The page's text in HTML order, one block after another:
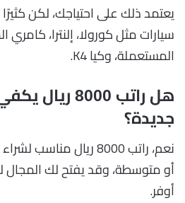
يعتمد ذلك على احتياجك، لكن
سيارات مثل كورولا، إلنترا،
المستعملة، وكيا K4.
هل راتب 8000
جديدة؟
نعم، راتب 8000 ريال
أو متوسطة، وقد يفتح لك
أوفر.